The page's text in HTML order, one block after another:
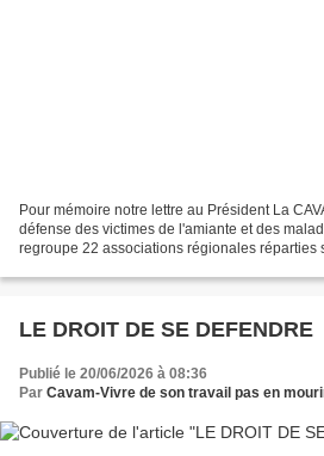
Pour mémoire notre lettre au Président La
défense des victimes de l'amiante et des
regroupe 22 associations régionales réparties
LE DROIT DE SE DEFENDRE
Publié le 20/06/2026 à 08:36
Par Cavam-Vivre de son travail pas en